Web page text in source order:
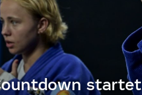
startet